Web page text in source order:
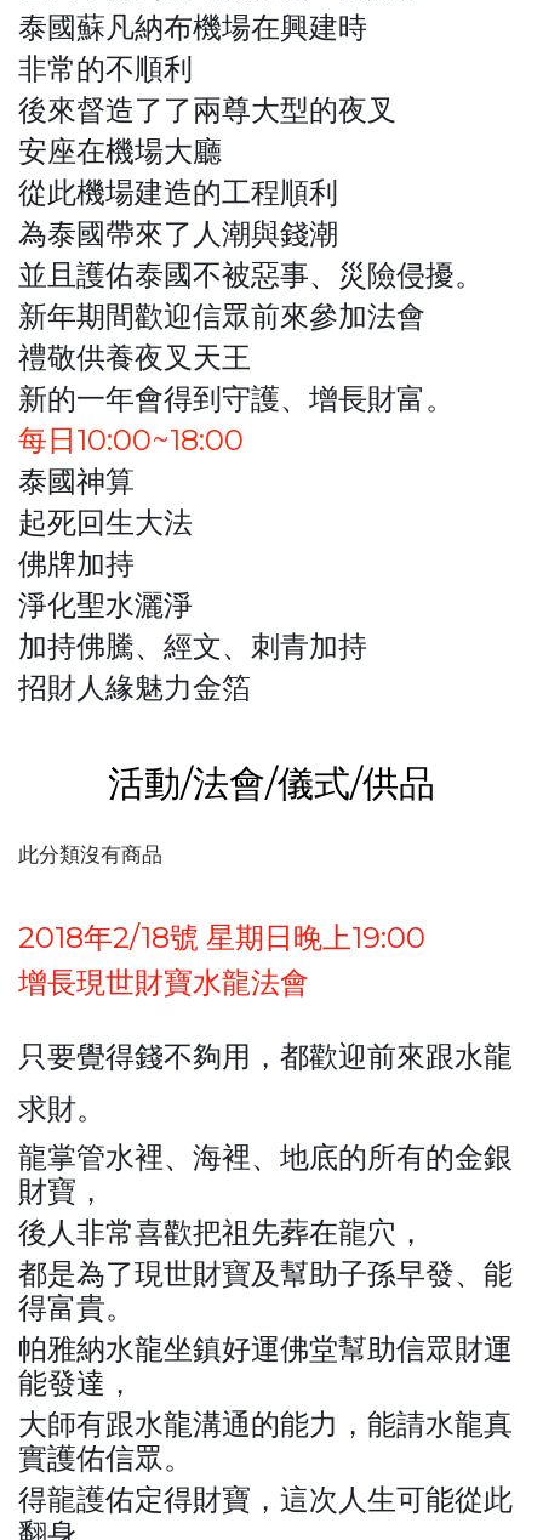
泰國蘇凡納布機場在興建時
非常的不順利
後來督造了了兩尊大型的夜叉
安座在機場大廳
從此機場建造的工程順利
為泰國帶來了人潮與錢潮
並且護佑泰國不被惡事、災險侵擾。
新年期間歡迎信眾前來參加法會
禮敬供養夜叉天王
新的一年會得到守護、增長財富。
每日10:00~18:00
泰國神算
起死回生大法
佛牌加持
淨化聖水灑淨
加持佛騰、經文、刺青加持
招財人緣魅力金箔
活動/法會/儀式/供品
此分類沒有商品
2018年2/18號 星期日晚上19:00
增長現世財寶水龍法會
只要覺得錢不夠用，都歡迎前來跟水龍
求財。
龍掌管水裡、海裡、地底的所有的金銀
財寶，
後人非常喜歡把祖先葬在龍穴，
都是為了現世財寶及幫助子孫早發、能
得富貴。
帕雅納水龍坐鎮好運佛堂幫助信眾財運
能發達，
大師有跟水龍溝通的能力，能請水龍真
實護佑信眾。
得龍護佑定得財寶，這次人生可能從此